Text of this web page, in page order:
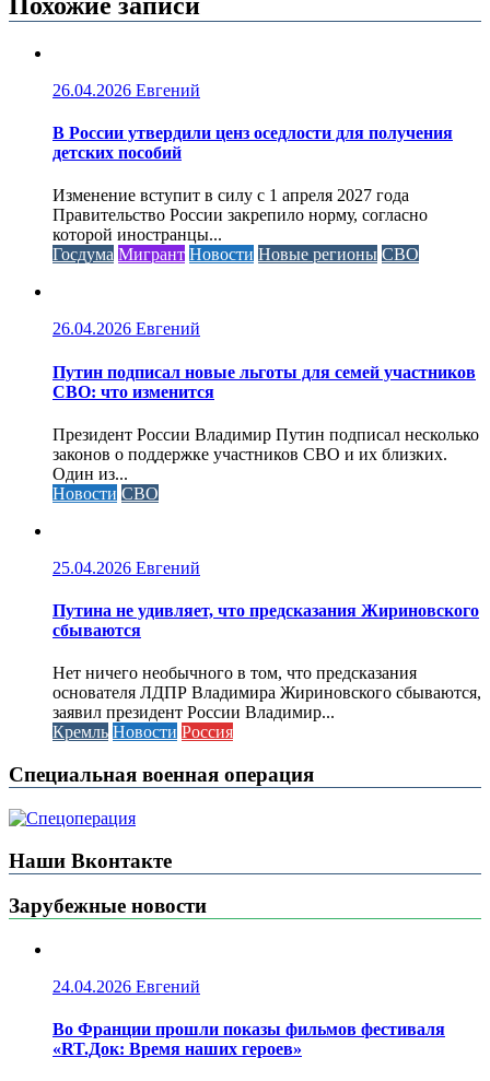
26.04.2026 Евгений
В России утвердили ценз оседлости для получения
детских пособий
Изменение вступит в силу с 1 апреля 2027 года
Правительство России закрепило норму, согласно
которой иностранцы...
Госдума Мигрант Новости Новые регионы СВО
26.04.2026 Евгений
Путин подписал новые льготы для семей участников
СВО: что изменится
Президент России Владимир Путин подписал несколько
законов о поддержке участников СВО и их близких.
Один из...
Новости СВО
25.04.2026 Евгений
Путина не удивляет, что предсказания Жириновского
сбываются
Нет ничего необычного в том, что предсказания
основателя ЛДПР Владимира Жириновского сбываются,
заявил президент России Владимир...
Кремль Новости Россия
Специальная военная операция
Наши Вконтакте
Зарубежные новости
24.04.2026 Евгений
Во Франции прошли показы фильмов фестиваля
«RT.Док: Время наших героев»